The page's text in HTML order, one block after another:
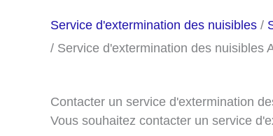
Service d'extermination des nuisibles /
/ Service d'extermination des nuisibles
Contacter un service d'extermination
Vous souhaitez contacter un service